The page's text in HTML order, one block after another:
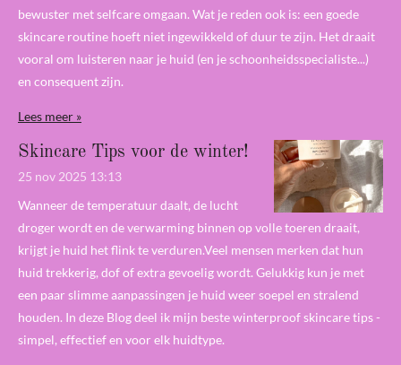
bewuster met selfcare omgaan. Wat je reden ook is: een goede
skincare routine hoeft niet ingewikkeld of duur te zijn. Het draait
vooral om luisteren naar je huid (en je schoonheidsspecialiste...)
en consequent zijn.
Lees meer »
Skincare Tips voor de winter!
25 nov 2025 13:13
Wanneer de temperatuur daalt, de lucht
droger wordt en de verwarming binnen op volle toeren draait,
krijgt je huid het flink te verduren.Veel mensen merken dat hun
huid trekkerig, dof of extra gevoelig wordt. Gelukkig kun je met
een paar slimme aanpassingen je huid weer soepel en stralend
houden. In deze Blog deel ik mijn beste winterproof skincare tips -
simpel, effectief en voor elk huidtype.